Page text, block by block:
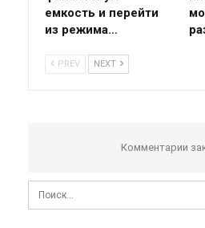
емкость и перейти
из режима…
PREV NEXT
Комментарии